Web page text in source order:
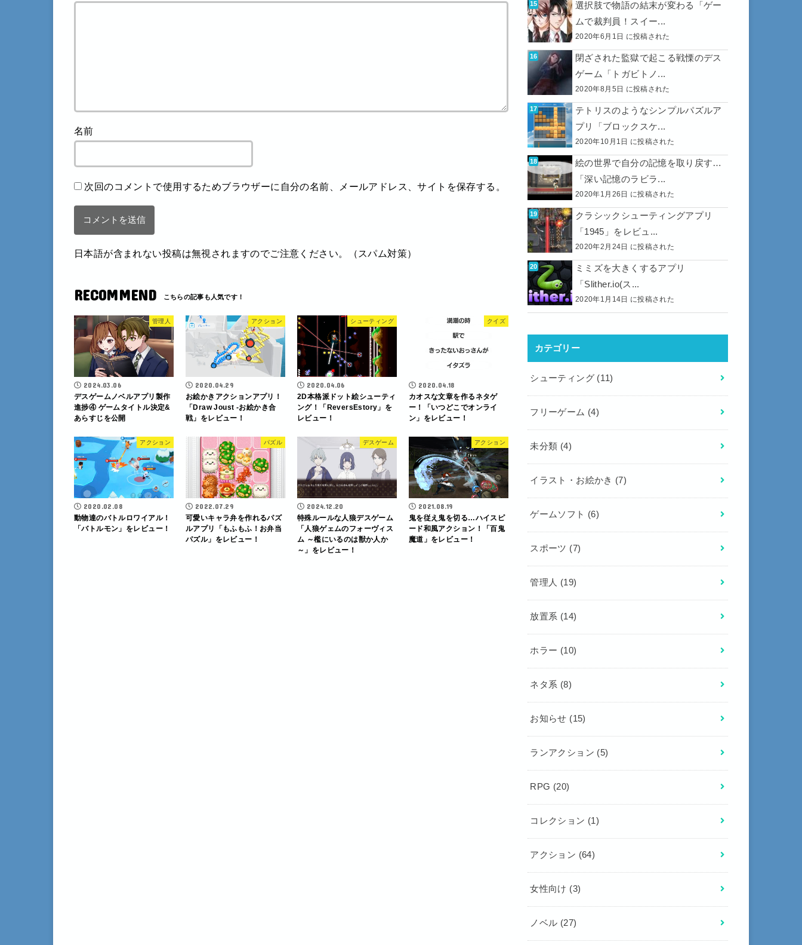
名前
次回のコメントで使用するためブラウザーに自分の名前、メールアドレス、サイトを保存する。
日本語が含まれない投稿は無視されますのでご注意ください。（スパム対策）
RECOMMEND
管理人
2024.03.06
デスゲームノベルアプリ製作
進捗④ ゲームタイトル決定&
あらすじを公開
アクション
2020.04.29
お絵かきアクションアプリ！
「Draw Joust -お絵かき合
戦」をレビュー！
シューティング
2020.04.06
2D本格派ドット絵シューティ
ング！「ReversEstory」を
レビュー！
クイズ
2020.04.18
カオスな文章を作るネタゲ
ー！「いつどこでオンライ
ン」をレビュー！
アクション
2020.02.08
動物達のバトルロワイアル！
「バトルモン」をレビュー！
パズル
2022.07.29
可愛いキャラ弁を作れるパズ
ルアプリ「もふもふ！お弁当
パズル」をレビュー！
デスゲーム
2024.12.20
特殊ルールな人狼デスゲーム
「人狼ゲェムのフォーヴィス
ム ～檻にいるのは獣か人か
～」をレビュー！
アクション
2021.08.19
鬼を従え鬼を切る…ハイスピ
ード和風アクション！「百鬼
魔道」をレビュー！
選択肢で物語の結末が変わる「ゲー
ムで裁判員！スイー...
2020年6月1日 に投稿された
閉ざされた監獄で起こる戦慄のデス
ゲーム「トガビトノ...
2020年8月5日 に投稿された
テトリスのようなシンプルパズルア
プリ「ブロックスケ...
2020年10月1日 に投稿された
絵の世界で自分の記憶を取り戻す…
「深い記憶のラビラ...
2020年1月26日 に投稿された
クラシックシューティングアプリ
「1945」をレビュ...
2020年2月24日 に投稿された
ミミズを大きくするアプリ
「Slither.io(ス...
2020年1月14日 に投稿された
カテゴリー
シューティング (11)
フリーゲーム (4)
未分類 (4)
イラスト・お絵かき (7)
ゲームソフト (6)
スポーツ (7)
管理人 (19)
放置系 (14)
ホラー (10)
ネタ系 (8)
お知らせ (15)
ランアクション (5)
RPG (20)
コレクション (1)
アクション (64)
女性向け (3)
ノベル (27)